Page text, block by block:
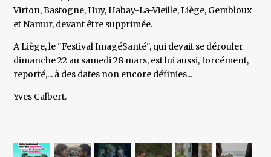
Virton, Bastogne, Huy, Habay-La-Vieille, Liège, Gembloux
et Namur, devant être supprimée.
A Liège, le "Festival ImagéSanté", qui devait se dérouler
dimanche 22 au samedi 28 mars, est lui aussi, forcément,
reporté,... à des dates non encore définies...
Yves Calbert.